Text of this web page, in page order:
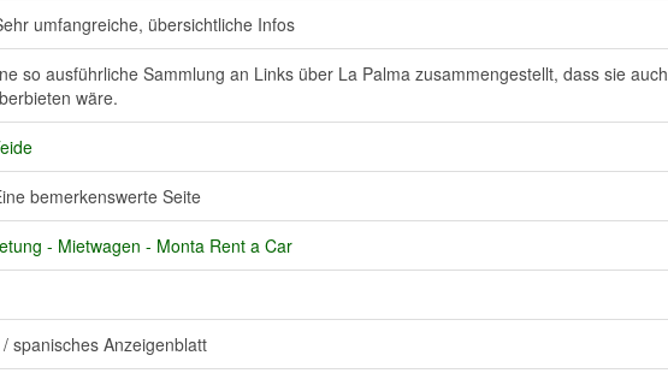
umfangreiche, übersichtliche Infos
so ausführliche Sammlung an Links über La Palma zusammengestellt, dass sie auch
wäre.
bemerkenswerte Seite
- Mietwagen - Monta Rent a Car
spanisches Anzeigenblatt